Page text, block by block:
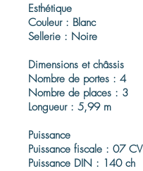
Esthétique
Couleur : Blanc
Sellerie : Noire
Dimensions et châssis
Nombre de portes : 4
Nombre de places : 3
Longueur : 5,99 m
Puissance
Puissance fiscale : 07 CV
Puissance DIN : 140 ch